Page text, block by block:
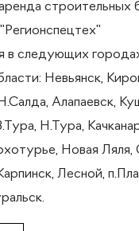
строительных
в следующих
Невьянск,
Алапаевск,
Н.Тура,
Новая Ляля,
Лесной,